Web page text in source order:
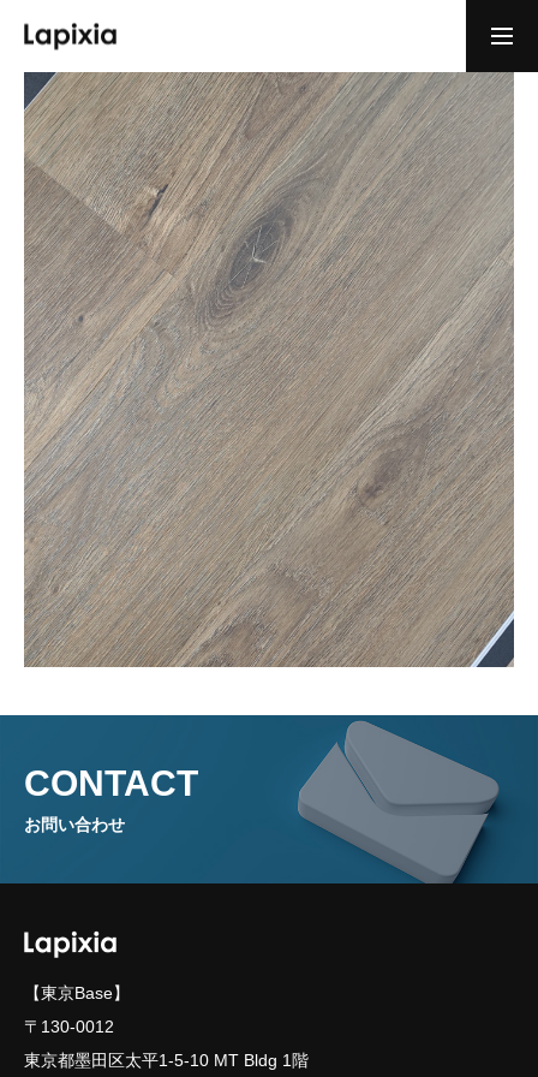
ショールーム・体験予約 お問い合わせ
HOME
CONCEPT
PERFORMANCE
PRODUCTS
GALLERY
COMPANY・ACCESS
CONTACT
お問い合わせ
【東京Base】
〒130-0012
東京都墨田区太平1-5-10 MT Bldg 1階